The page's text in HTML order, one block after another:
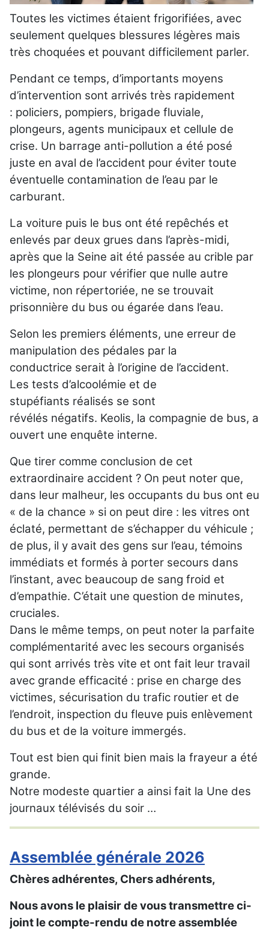
Toutes les victimes étaient frigorifiées, avec
seulement quelques blessures légères mais
très choquées et pouvant difficilement parler.
Pendant ce temps, d’importants moyens
d’intervention sont arrivés très rapidement
: policiers, pompiers, brigade fluviale,
plongeurs, agents municipaux et cellule de
crise. Un barrage anti-pollution a été posé
juste en aval de l’accident pour éviter toute
éventuelle contamination de l’eau par le
carburant.
La voiture puis le bus ont été repêchés et
enlevés par deux grues dans l’après-midi,
après que la Seine ait été passée au crible par
les plongeurs pour vérifier que nulle autre
victime, non répertoriée, ne se trouvait
prisonnière du bus ou égarée dans l’eau.
Selon les premiers éléments, une erreur de
manipulation des pédales par la
conductrice serait à l’origine de l’accident.
Les tests d’alcoolémie et de
stupéfiants réalisés se sont
révélés négatifs. Keolis, la compagnie de bus, a
ouvert une enquête interne.
Que tirer comme conclusion de cet
extraordinaire accident ? On peut noter que,
dans leur malheur, les occupants du bus ont eu
« de la chance » si on peut dire : les vitres ont
éclaté, permettant de s’échapper du véhicule ;
de plus, il y avait des gens sur l’eau, témoins
immédiats et formés à porter secours dans
l’instant, avec beaucoup de sang froid et
d’empathie. C’était une question de minutes,
cruciales.
Dans le même temps, on peut noter la parfaite
complémentarité avec les secours organisés
qui sont arrivés très vite et ont fait leur travail
avec grande efficacité : prise en charge des
victimes, sécurisation du trafic routier et de
l’endroit, inspection du fleuve puis enlèvement
du bus et de la voiture immergés.
Tout est bien qui finit bien mais la frayeur a été
grande.
Notre modeste quartier a ainsi fait la Une des
journaux télévisés du soir …
Assemblée générale 2026
Chères adhérentes, Chers adhérents,
Nous avons le plaisir de vous transmettre ci-
joint le compte-rendu de notre assemblée